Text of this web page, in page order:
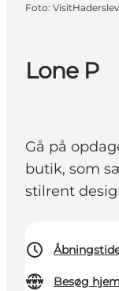
Lone P
Gå på
butik, som
stilrent
Besøg
Foto: VisitHaderslev